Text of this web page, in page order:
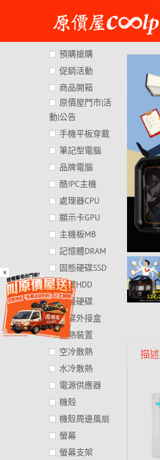
×
content
描述
預購搶購
促銷活動
商品開箱
原價屋門市|活
動|公告
手機平板穿戴
筆記型電腦
品牌電腦
酷!PC主機
處理器CPU
顯示卡GPU
主機板MB
記憶體DRAM
固態硬碟SSD
硬碟HDD
外接硬碟
硬碟外接盒
散熱裝置
空冷散熱
水冷散熱
電源供應器
機殼
機殼周邊風扇
螢幕
螢幕支架